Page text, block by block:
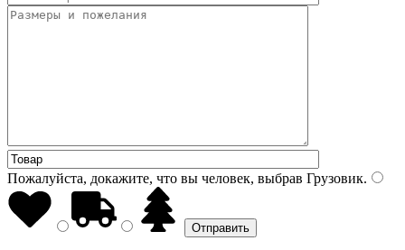
Пожалуйста, докажите, что вы человек, выбрав Грузовик.